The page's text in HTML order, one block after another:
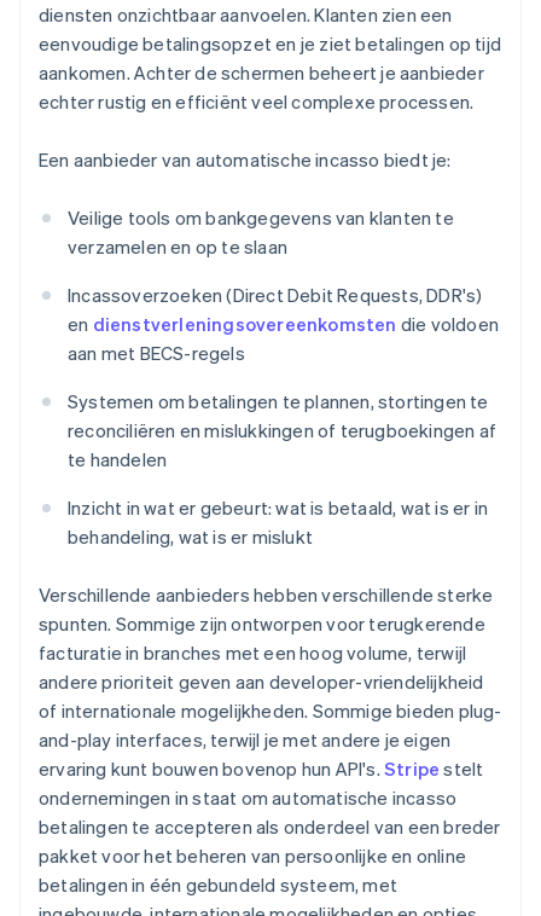
diensten onzichtbaar aanvoelen. Klanten zien een
eenvoudige betalingsopzet en je ziet betalingen op tijd
aankomen. Achter de schermen beheert je aanbieder
echter rustig en efficiënt veel complexe processen.
Een aanbieder van automatische incasso biedt je:
Veilige tools om bankgegevens van klanten te
verzamelen en op te slaan
Incassoverzoeken (Direct Debit Requests, DDR's)
en dienstverleningsovereenkomsten die voldoen
aan met BECS-regels
Systemen om betalingen te plannen, stortingen te
reconciliëren en mislukkingen of terugboekingen af
te handelen
Inzicht in wat er gebeurt: wat is betaald, wat is er in
behandeling, wat is er mislukt
Verschillende aanbieders hebben verschillende sterke
spunten. Sommige zijn ontworpen voor terugkerende
facturatie in branches met een hoog volume, terwijl
andere prioriteit geven aan developer-vriendelijkheid
of internationale mogelijkheden. Sommige bieden plug-
and-play interfaces, terwijl je met andere je eigen
ervaring kunt bouwen bovenop hun API's. Stripe stelt
ondernemingen in staat om automatische incasso
betalingen te accepteren als onderdeel van een breder
pakket voor het beheren van persoonlijke en online
betalingen in één gebundeld systeem, met